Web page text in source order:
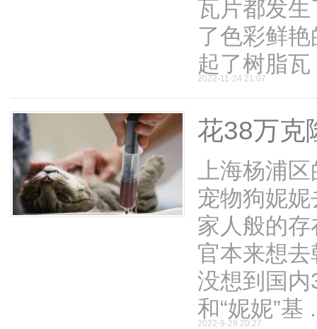
瓦片都发
了色彩鲜
起了树脂瓦
2022-11-24 21:07
花38万克
上海杨浦
宠物狗妮
家人般的
官本来想
没想到国
和“妮妮”基
2022-9-29 20:27